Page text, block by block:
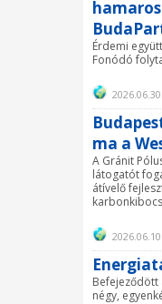
Érdemi
Fonódó
ma a
A Gránit
látogatót
átívelő
Befejeződött
négy,